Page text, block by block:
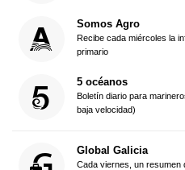
Somos Agro
Recibe cada miércoles la
primario
5 océanos
Boletín diario para
baja velocidad)
Global Galicia
Cada viernes, un resumen